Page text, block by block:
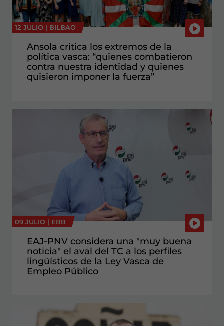
12 JULIO | BILBAO
Ansola critica los extremos de la
política vasca: “quienes combatieron
contra nuestra identidad y quienes
quisieron imponer la fuerza”
09 JULIO | EBB
EAJ-PNV considera una "muy buena
noticia" el aval del TC a los perfiles
lingüísticos de la Ley Vasca de
Empleo Público